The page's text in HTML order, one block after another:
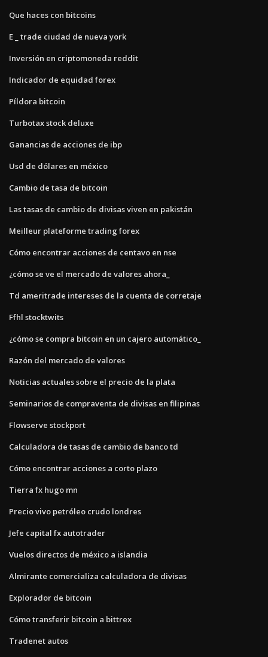
Que haces con bitcoins
E _ trade ciudad de nueva york
Inversión en criptomoneda reddit
Indicador de equidad forex
Píldora bitcoin
Turbotax stock deluxe
Ganancias de acciones de ibp
Usd de dólares en méxico
Cambio de tasa de bitcoin
Las tasas de cambio de divisas viven en pakistán
Meilleur plateforme trading forex
Cómo encontrar acciones de centavo en nse
¿cómo se ve el mercado de valores ahora_
Td ameritrade intereses de la cuenta de corretaje
Ffhl stocktwits
¿cómo se compra bitcoin en un cajero automático_
Razón del mercado de valores
Noticias actuales sobre el precio de la plata
Seminarios de compraventa de divisas en filipinas
Flowserve stockport
Calculadora de tasas de cambio de banco td
Cómo encontrar acciones a corto plazo
Tierra fx hugo mn
Precio vivo petróleo crudo londres
Jefe capital fx autotrader
Vuelos directos de méxico a islandia
Almirante comercializa calculadora de divisas
Explorador de bitcoin
Cómo transferir bitcoin a bittrex
Tradenet autos